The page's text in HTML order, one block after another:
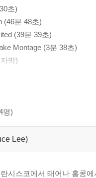
초)
(46분 48초)
(39분 39초)
Montage (3분 38초)
막)
사의 사정상 변경, 추가 또
명)
Lee)
시스코에서 태어나 홍콩